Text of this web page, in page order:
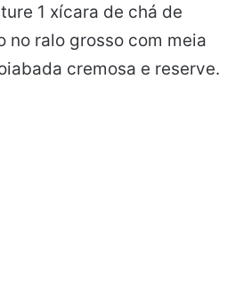
1 xícara de chá de
no ralo grosso com meia
cremosa e reserve.